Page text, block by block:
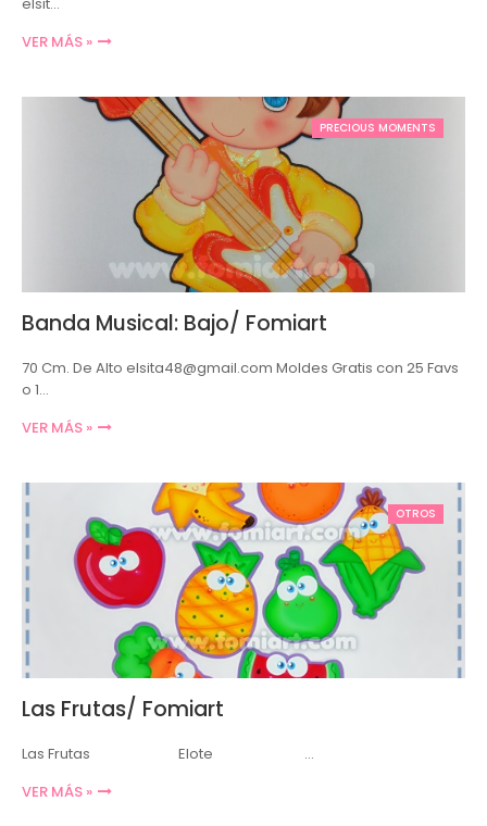
elsit…
VER MÁS »
PRECIOUS MOMENTS
Banda Musical: Bajo/ Fomiart
70 Cm. De Alto elsita48@gmail.com Moldes Gratis con 25 Favs
o 1…
VER MÁS »
OTROS
Las Frutas/ Fomiart
Las Frutas Elote …
VER MÁS »